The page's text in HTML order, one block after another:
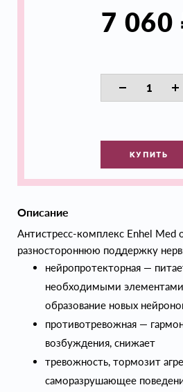
7 060
КУПИТЬ
Описание
Антистресс-комплекс Enhel Med
разностороннюю поддержку
нейропротекторная —
необходимыми
образование новых
противотревожная —
возбуждения, снижает
тревожность, тормозит
саморазрушающее